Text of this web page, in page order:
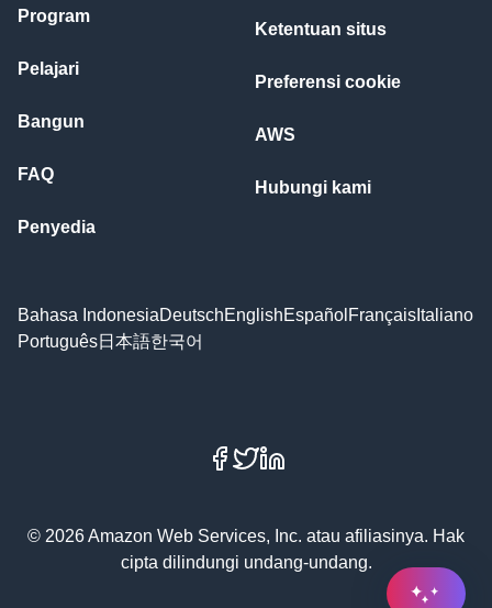
Program
Pelajari
Bangun
FAQ
Penyedia
Ketentuan situs
Preferensi cookie
AWS
Hubungi kami
Bahasa IndonesiaDeutschEnglishEspañol Français Italiano
Português日本語한국어
Facebook
X
© 2026 Amazon Web Services, Inc. atau afiliasinya. Hak
cipta dilindungi undang-undang.